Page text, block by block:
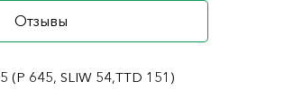
Отзывы
(Р 645, SLIW 54,TTD 151)